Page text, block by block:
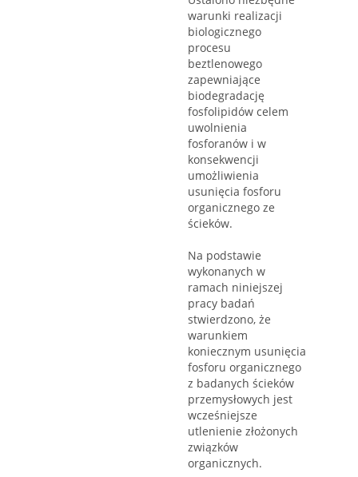
warunki realizacji
biologicznego
procesu
beztlenowego
zapewniające
biodegradację
fosfolipidów celem
uwolnienia
fosforanów i w
konsekwencji
umożliwienia
usunięcia fosforu
organicznego ze
ścieków.
Na podstawie
wykonanych w
ramach niniejszej
pracy badań
stwierdzono, że
warunkiem
koniecznym usunięcia
fosforu organicznego
z badanych ścieków
przemysłowych jest
wcześniejsze
utlenienie złożonych
związków
organicznych.